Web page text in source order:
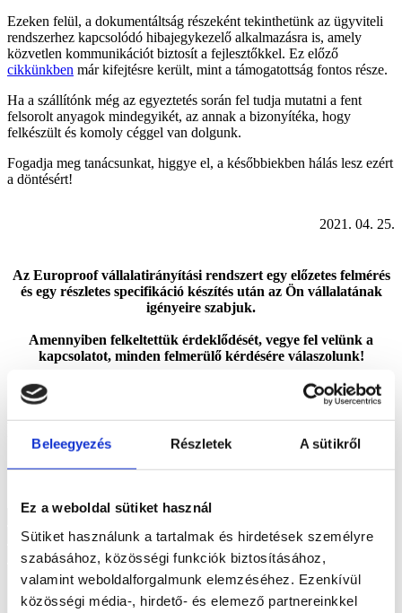
Beleegyezés Részletek A sütikről
Ez a weboldal sütiket használ
Sütiket használunk a tartalmak és hirdetések személyre
szabásához, közösségi funkciók biztosításához,
valamint weboldalforgalmunk elemzéséhez. Ezenkívül
közösségi média-, hirdető- és elemező partnereinkkel
Ezeken felül, a dokumentáltság részeként tekinthetünk az ügyviteli
rendszerhez kapcsolódó hibajegykezelő alkalmazásra is, amely
közvetlen kommunikációt biztosít a fejlesztőkkel. Ez előző
cikkünkben már kifejtésre került, mint a támogatottság fontos része.
Ha a szállítónk még az egyeztetés során fel tudja mutatni a fent
felsorolt anyagok mindegyikét, az annak a bizonyítéka, hogy
felkészült és komoly céggel van dolgunk.
Fogadja meg tanácsunkat, higgye el, a későbbiekben hálás lesz ezért
a döntésért!
2021. 04. 25.
Az Europroof vállalatirányítási rendszert egy előzetes felmérés
és egy részletes specifikáció készítés után az Ön vállalatának
igényeire szabjuk.
Amennyiben felkeltettük érdeklődését, vegye fel velünk a
kapcsolatot, minden felmerülő kérdésére válaszolunk!
+36 70 507 6388